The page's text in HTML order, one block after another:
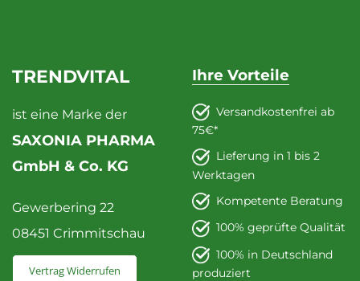
TRENDVITAL
ist eine Marke der
SAXONIA PHARMA
GmbH & Co. KG
Gewerbering 22
08451 Crimmitschau
Vertrag Widerrufen
Ihre Vorteile
Versandkostenfrei ab
75€*
Lieferung in 1 bis 2
Werktagen
Kompetente Beratung
100% geprüfte Qualität
100% in Deutschland
produziert